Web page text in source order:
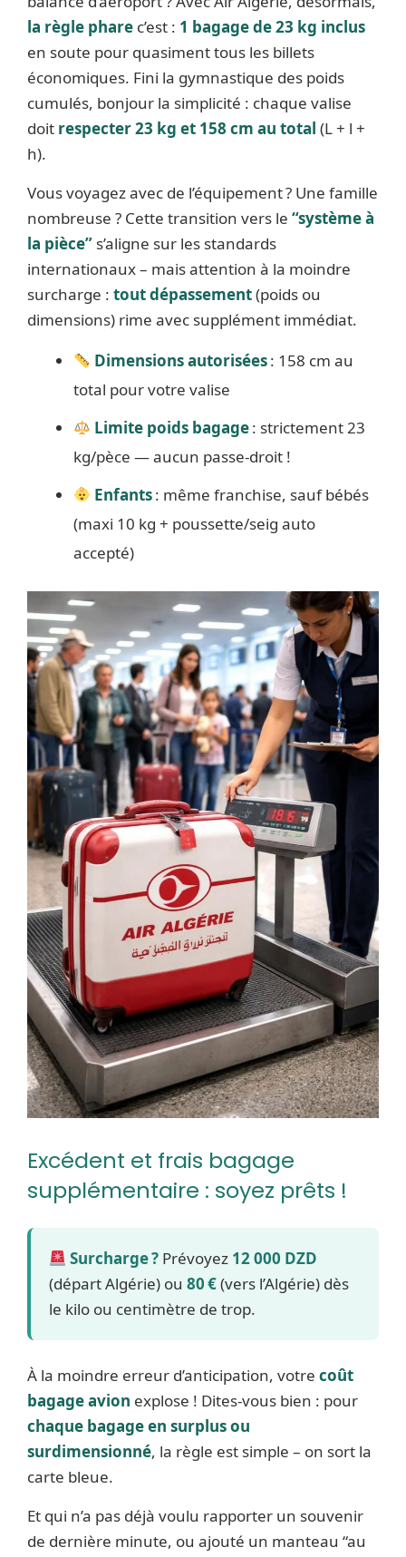
la règle phare c’est : 1 bagage de 23 kg inclus
en soute pour quasiment tous les billets
économiques. Fini la gymnastique des poids
cumulés, bonjour la simplicité : chaque valise
doit respecter 23 kg et 158 cm au total (L + l +
h).
Vous voyagez avec de l’équipement ? Une famille
nombreuse ? Cette transition vers le “système à
la pièce” s’aligne sur les standards
internationaux – mais attention à la moindre
surcharge : tout dépassement(poids ou
dimensions) rime avec supplément immédiat.
Dimensions autorisées: 158 cm au
total pour votre valise
Limite poids bagage: strictement 23
kg/pèce — aucun passe-droit !
Enfants: même franchise, sauf bébés
(maxi 10 kg + poussette/seig auto
accepté)
Excédent et frais bagage
supplémentaire : soyez prêts !
Surcharge ? Prévoyez 12 000 DZD
(départ Algérie) ou 80 €(vers l’Algérie) dès
le kilo ou centimètre de trop.
À la moindre erreur d’anticipation, votre coût
bagage avion explose ! Dites-vous bien : pour
chaque bagage en surplus ou
surdimensionné, la règle est simple – on sort la
carte bleue.
Et qui n’a pas déjà voulu rapporter un souvenir
de dernière minute, ou ajouté un manteau “au